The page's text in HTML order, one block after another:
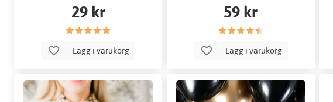
29 kr
Lägg i varukorg
59 kr
Lägg i varukorg